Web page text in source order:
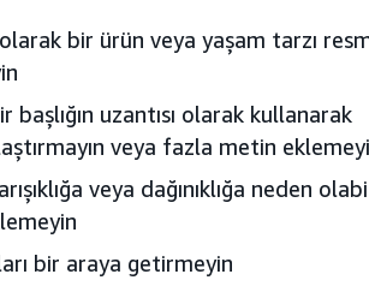
bir ürün veya yaşam tarzı
başlığın uzantısı olarak kullanarak
veya fazla metin
veya dağınıklığa neden
bir araya getirmeyin